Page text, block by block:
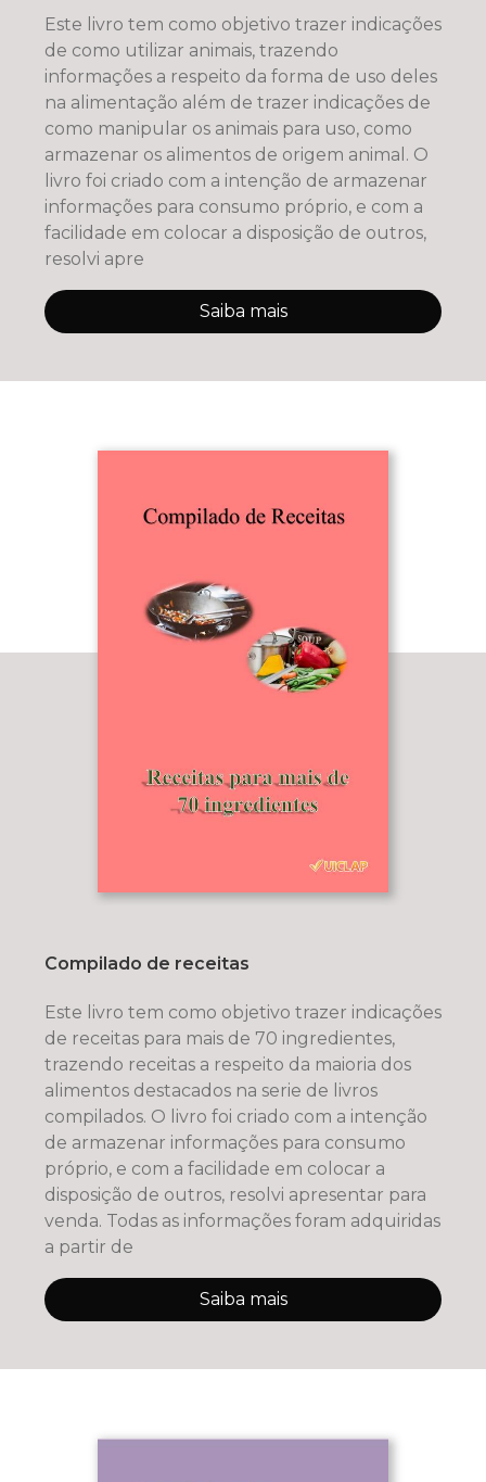
Este livro tem como objetivo trazer indicações
de como utilizar animais, trazendo
informações a respeito da forma de uso deles
na alimentação além de trazer indicações de
como manipular os animais para uso, como
armazenar os alimentos de origem animal. O
livro foi criado com a intenção de armazenar
informações para consumo próprio, e com a
facilidade em colocar a disposição de outros,
resolvi apre
Saiba mais
Compilado de receitas
Este livro tem como objetivo trazer indicações
de receitas para mais de 70 ingredientes,
trazendo receitas a respeito da maioria dos
alimentos destacados na serie de livros
compilados. O livro foi criado com a intenção
de armazenar informações para consumo
próprio, e com a facilidade em colocar a
disposição de outros, resolvi apresentar para
venda. Todas as informações foram adquiridas
a partir de
Saiba mais